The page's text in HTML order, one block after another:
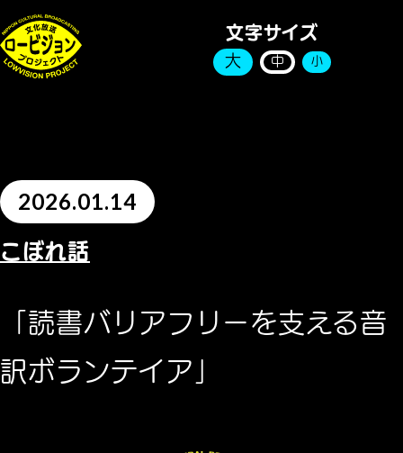
文字サイズ
大 中 小
2026.01.14
こぼれ話
「読書バリアフリーを支える音
訳ボランテイア」